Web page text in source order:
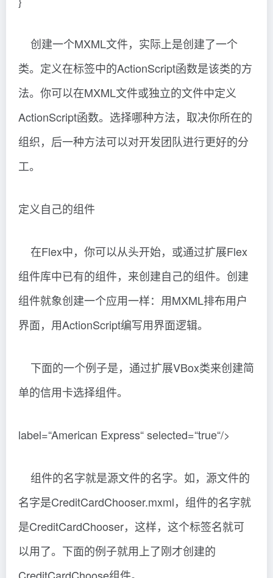
创建一个MXML文件，实际上是创建了一个
类。定义在标签中的ActionScript函数是该类的方
法。你可以在MXML文件或独立的文件中定义
ActionScript函数。选择哪种方法，取决你所在的
组织，后一种方法可以对开发团队进行更好的分
工。
定义自己的组件
在Flex中，你可以从头开始，或通过扩展Flex
组件库中已有的组件，来创建自己的组件。创建
组件就象创建一个应用一样：用MXML排布用户
界面，用ActionScript编写用界面逻辑。
下面的一个例子是，通过扩展VBox类来创建简
单的信用卡选择组件。
label=“American Express“ selected=“true“/>
组件的名字就是源文件的名字。如，源文件的
名字是CreditCardChooser.mxml，组件的名字就
是CreditCardChooser，这样，这个标签名就可
以用了。下面的例子就用上了刚才创建的